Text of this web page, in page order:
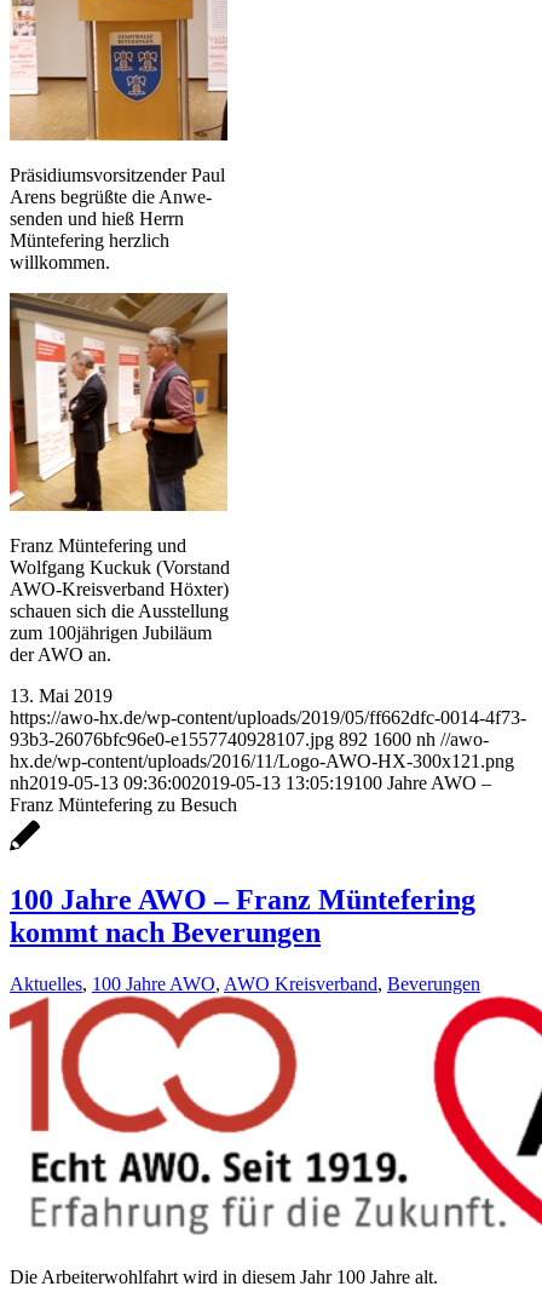
Präsidiumsvorsitzender Paul
Arens begrüßte die Anwe-
senden und hieß Herrn
Müntefering herzlich
willkommen.
Franz Müntefering und
Wolfgang Kuckuk (Vorstand
AWO-Kreisverband Höxter)
schauen sich die Ausstellung
zum 100jährigen Jubiläum
der AWO an.
13. Mai 2019
https://awo-hx.de/wp-content/uploads/2019/05/ff662dfc-0014-4f73-
93b3-26076bfc96e0-e1557740928107.jpg 892 1600 nh //awo-
hx.de/wp-content/uploads/2016/11/Logo-AWO-HX-300x121.png
nh2019-05-13 09:36:002019-05-13 13:05:19100 Jahre AWO –
Franz Müntefering zu Besuch
100 Jahre AWO – Franz Müntefering
kommt nach Beverungen
Aktuelles, 100 Jahre AWO, AWO Kreisverband, Beverungen
Die Arbeiterwohlfahrt wird in diesem Jahr 100 Jahre alt.